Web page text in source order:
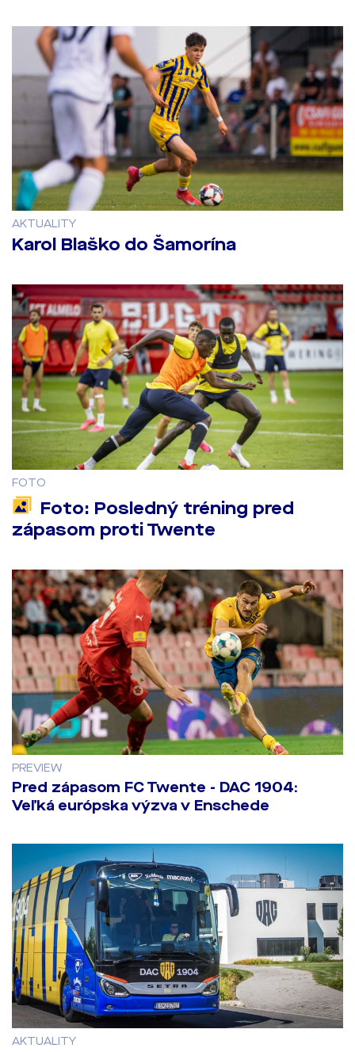
AKTUALITY
Karol Blaško do Šamorína
FOTO
Foto: Posledný tréning pred
zápasom proti Twente
PREVIEW
Pred zápasom FC Twente - DAC 1904:
Veľká európska výzva v Enschede
AKTUALITY